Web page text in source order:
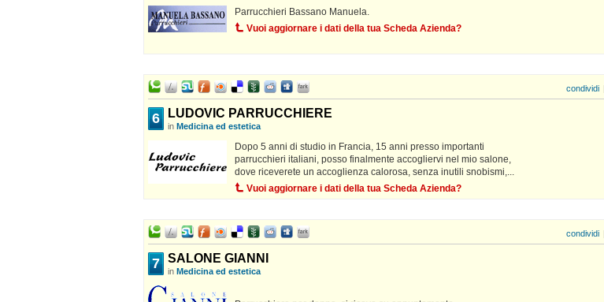
Parrucchieri Bassano Manuela.
Vuoi aggiornare i dati della tua Scheda Azienda?
condividi
6 LUDOVIC PARRUCCHIERE
in Medicina ed estetica
Dopo 5 anni di studio in Francia, 15 anni presso importanti
parrucchieri italiani, posso finalmente accogliervi nel mio salone,
dove riceverete un accoglienza calorosa, senza inutili snobismi,...
Vuoi aggiornare i dati della tua Scheda Azienda?
condividi
7 SALONE GIANNI
in Medicina ed estetica